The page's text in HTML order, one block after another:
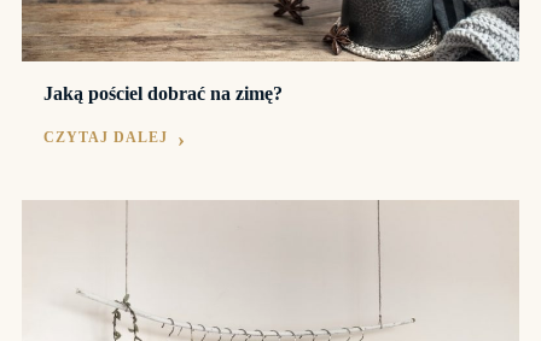
Jaką pościel dobrać na zimę?
CZYTAJ DALEJ